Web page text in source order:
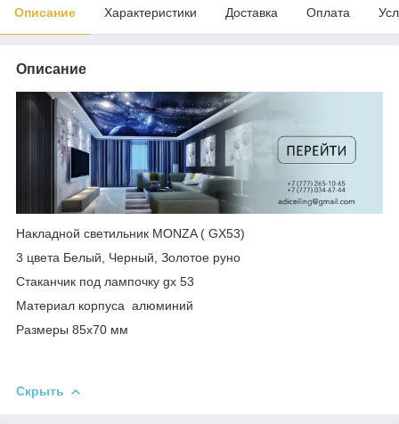
Описание Характеристики Доставка Оплата
Описание
Накладной светильник MONZA ( GX53)
3 цвета Белый, Черный, Золотое руно
Стаканчик под лампочку gx 53
Материал корпуса алюминий
Размеры 85х70 мм
Скрыть